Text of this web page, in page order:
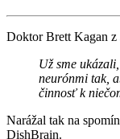
Doktor Brett Kagan
Už sme
neurónmi tak,
činnosť k
Narážal tak na
DishBrain.